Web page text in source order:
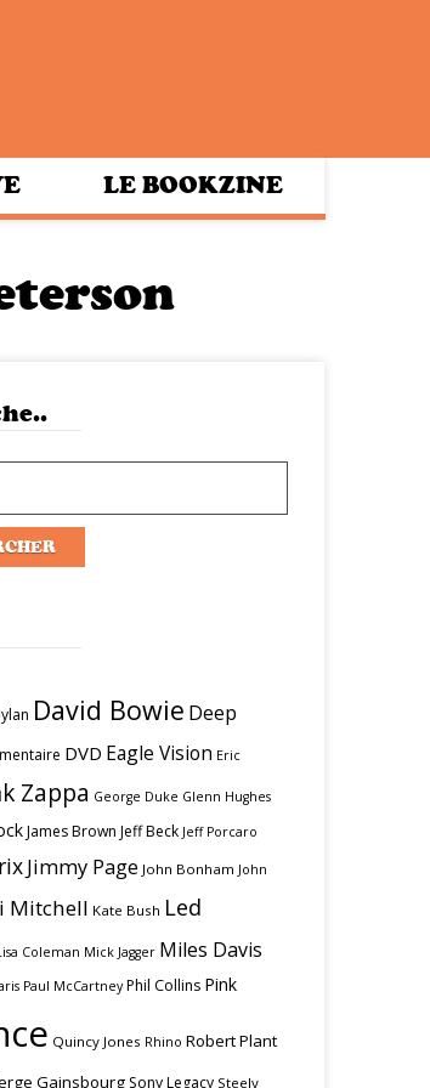
LE BOOKZINE
David Bowie Deep
DVD Eagle Vision Eric
Zappa George Duke Glenn Hughes
James Brown Jeff Beck Jeff Porcaro
Jimmy Page John Bonham John
Mitchell Kate Bush Led
Coleman Mick Jagger Miles Davis
Paul McCartney Phil Collins Pink
Quincy Jones Rhino Robert Plant
Gainsbourg Sony Legacy Steely